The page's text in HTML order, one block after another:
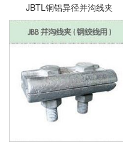
JBTL铜铝异径并沟线夹